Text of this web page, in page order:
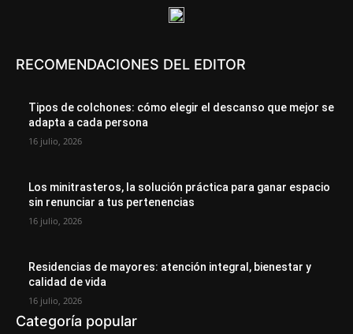
RECOMENDACIONES DEL EDITOR
Tipos de colchones: cómo elegir el descanso que mejor se
adapta a cada persona
16 julio, 2026
Los minitrasteros, la solución práctica para ganar espacio
sin renunciar a tus pertenencias
16 julio, 2026
Residencias de mayores: atención integral, bienestar y
calidad de vida
16 julio, 2026
Categoría popular